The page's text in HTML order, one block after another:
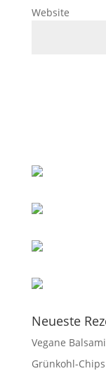
Website
Neueste
Vegane
Grünkohl-